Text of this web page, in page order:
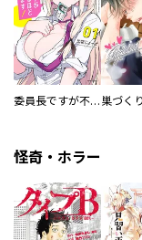
委員長ですが不良になるほど恋してます！
怪奇・ホラー